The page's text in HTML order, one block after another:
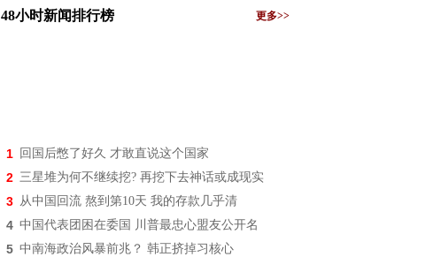
48小时新闻排行榜 更多>>
1 回国后憋了好久 才敢直说这个国家
2 三星堆为何不继续挖? 再挖下去神话或成现实
3 从中国回流 熬到第10天 我的存款几乎清
4 中国代表团困在委国 川普最忠心盟友公开名
5 中南海政治风暴前兆？ 韩正挤掉习核心